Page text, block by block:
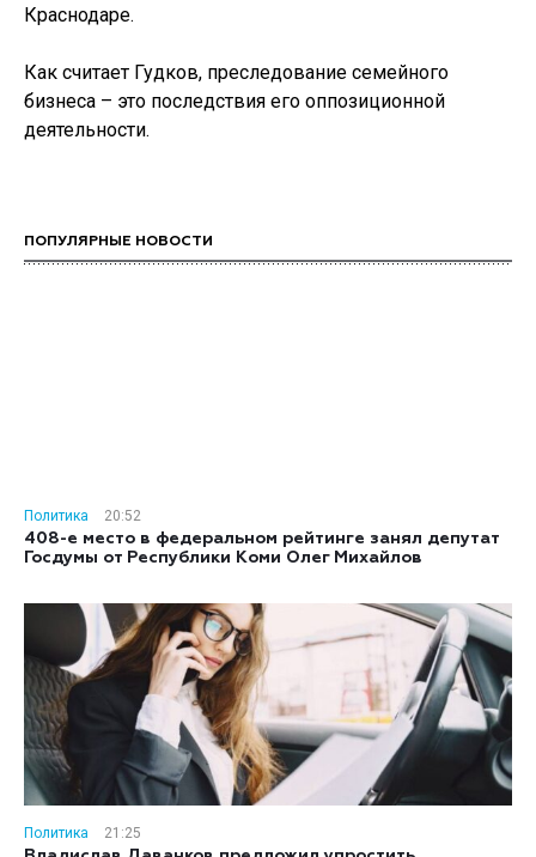
Краснодаре.
Как считает Гудков, преследование семейного
бизнеса – это последствия его оппозиционной
деятельности.
ПОПУЛЯРНЫЕ НОВОСТИ
Политика
20:52
408-е место в федеральном рейтинге занял депутат
Госдумы от Республики Коми Олег Михайлов
Политика
21:25